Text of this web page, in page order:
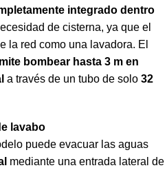
integrado dentro
de cisterna, ya que el
la red como una lavadora. El
bombear hasta 3 m en
a través de un tubo de solo 32
lavabo
puede evacuar las aguas
mediante una entrada lateral de